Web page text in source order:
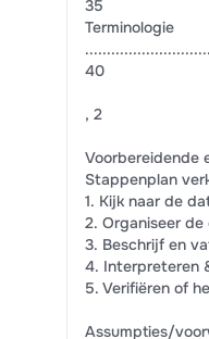
35
Terminologie
40
, 2
Voorbereidende
Stappenplan
1. Kijk naar de
2. Organiseer
3. Beschrijf en
4. Interpreteren
5. Verifiëren of
Assumpties/